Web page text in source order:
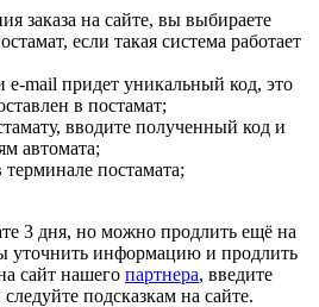
заказа на сайте, вы выбираете
если такая система работает
e-mail придет уникальный код, это
в постамат;
вводите полученный код и
автомата;
терминале постамата;
3 дня, но можно продлить ещё на
уточнить информацию и продлить
сайт нашего партнера, введите
подсказкам на сайте.